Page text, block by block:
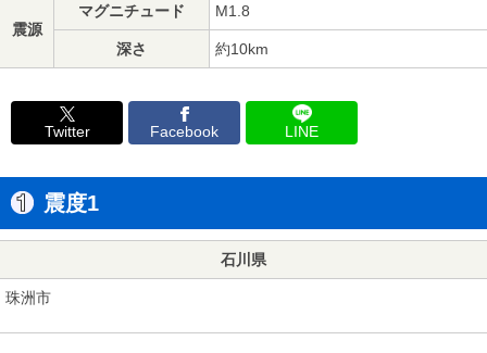
震源
マグニチュード M1.8
深さ 約10km
Twitter Facebook LINE
震度1
石川県
珠洲市